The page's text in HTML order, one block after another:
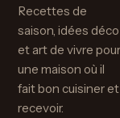
Recettes de
saison, idées déco
et art de vivre pour
une maison où il
fait bon cuisiner et
recevoir.